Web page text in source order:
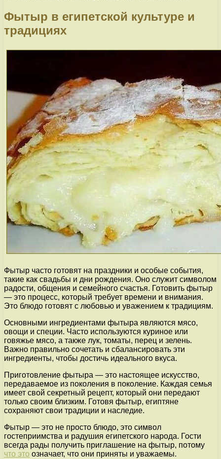
Фытыр в египетской культуре и
традициях
Фытыр часто готовят на праздники и особые события,
такие как свадьбы и дни рождения. Оно служит символом
радости, общения и семейного счастья. Готовить фытыр
— это процесс, который требует времени и внимания.
Это блюдо готовят с любовью и уважением к традициям.
Основными ингредиентами фытыра являются мясо,
овощи и специи. Часто используются куриное или
говяжье мясо, а также лук, томаты, перец и зелень.
Важно правильно сочетать и сбалансировать эти
ингредиенты, чтобы достичь идеального вкуса.
Приготовление фытыра — это настоящее искусство,
передаваемое из поколения в поколение. Каждая семья
имеет свой секретный рецепт, который они передают
только своим близким. Готовя фытыр, египтяне
сохраняют свои традиции и наследие.
Фытыр — это не просто блюдо, это символ
гостеприимства и радушия египетского народа. Гости
всегда рады получить приглашение на фытыр, потому
что это означает, что они приняты и уважаемы.